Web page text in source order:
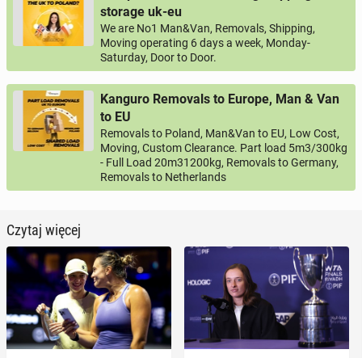
storage uk-eu
We are No1 Man&Van, Removals, Shipping,
Moving operating 6 days a week, Monday-
Saturday, Door to Door.
Kanguro Removals to Europe, Man & Van
to EU
Removals to Poland, Man&Van to EU, Low Cost,
Moving, Custom Clearance. Part load 5m3/300kg
- Full Load 20m31200kg, Removals to Germany,
Removals to Netherlands
Czytaj więcej